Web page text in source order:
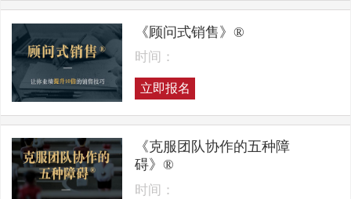
《顾问式销售》®
时间：
立即报名
《克服团队协作的五种障
碍》®
时间：